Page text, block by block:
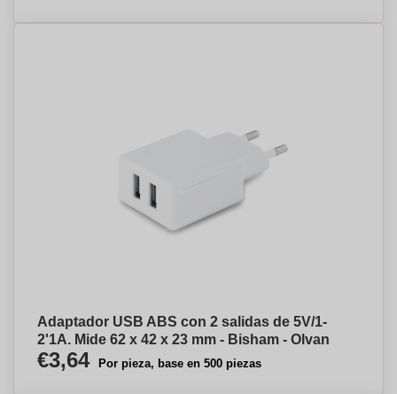
Adaptador USB ABS con 2 salidas de 5V/1-
2'1A. Mide 62 x 42 x 23 mm - Bisham - Olvan
€3,64 Por pieza, base en 500 piezas